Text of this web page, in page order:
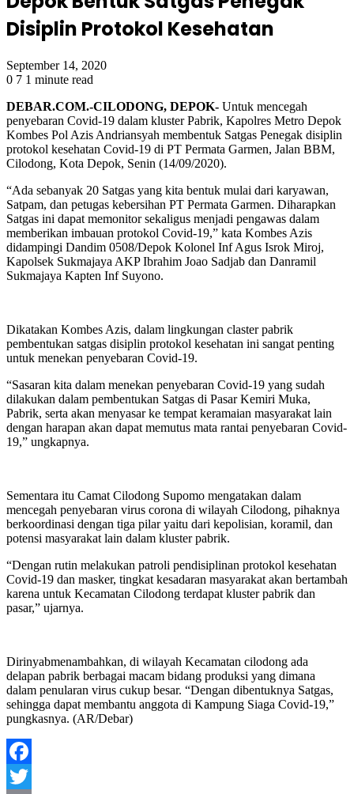
Disiplin Protokol Kesehatan
September 14, 2020
0 7 1 minute read
DEBAR.COM.-CILODONG, DEPOK- Untuk mencegah
penyebaran Covid-19 dalam kluster Pabrik, Kapolres Metro Depok
Kombes Pol Azis Andriansyah membentuk Satgas Penegak disiplin
protokol kesehatan Covid-19 di PT Permata Garmen, Jalan BBM,
Cilodong, Kota Depok, Senin (14/09/2020).
“Ada sebanyak 20 Satgas yang kita bentuk mulai dari karyawan,
Satpam, dan petugas kebersihan PT Permata Garmen. Diharapkan
Satgas ini dapat memonitor sekaligus menjadi pengawas dalam
memberikan imbauan protokol Covid-19,” kata Kombes Azis
didampingi Dandim 0508/Depok Kolonel Inf Agus Isrok Miroj,
Kapolsek Sukmajaya AKP Ibrahim Joao Sadjab dan Danramil
Sukmajaya Kapten Inf Suyono.
Dikatakan Kombes Azis, dalam lingkungan claster pabrik
pembentukan satgas disiplin protokol kesehatan ini sangat penting
untuk menekan penyebaran Covid-19.
“Sasaran kita dalam menekan penyebaran Covid-19 yang sudah
dilakukan dalam pembentukan Satgas di Pasar Kemiri Muka,
Pabrik, serta akan menyasar ke tempat keramaian masyarakat lain
dengan harapan akan dapat memutus mata rantai penyebaran Covid-
19,” ungkapnya.
Sementara itu Camat Cilodong Supomo mengatakan dalam
mencegah penyebaran virus corona di wilayah Cilodong, pihaknya
berkoordinasi dengan tiga pilar yaitu dari kepolisian, koramil, dan
potensi masyarakat lain dalam kluster pabrik.
“Dengan rutin melakukan patroli pendisiplinan protokol kesehatan
Covid-19 dan masker, tingkat kesadaran masyarakat akan bertambah
karena untuk Kecamatan Cilodong terdapat kluster pabrik dan
pasar,” ujarnya.
Dirinyabmenambahkan, di wilayah Kecamatan cilodong ada
delapan pabrik berbagai macam bidang produksi yang dimana
dalam penularan virus cukup besar. “Dengan dibentuknya Satgas,
sehingga dapat membantu anggota di Kampung Siaga Covid-19,”
pungkasnya. (AR/Debar)
Facebook